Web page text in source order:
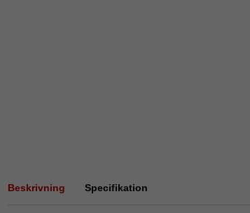
Beskrivning Specifikation